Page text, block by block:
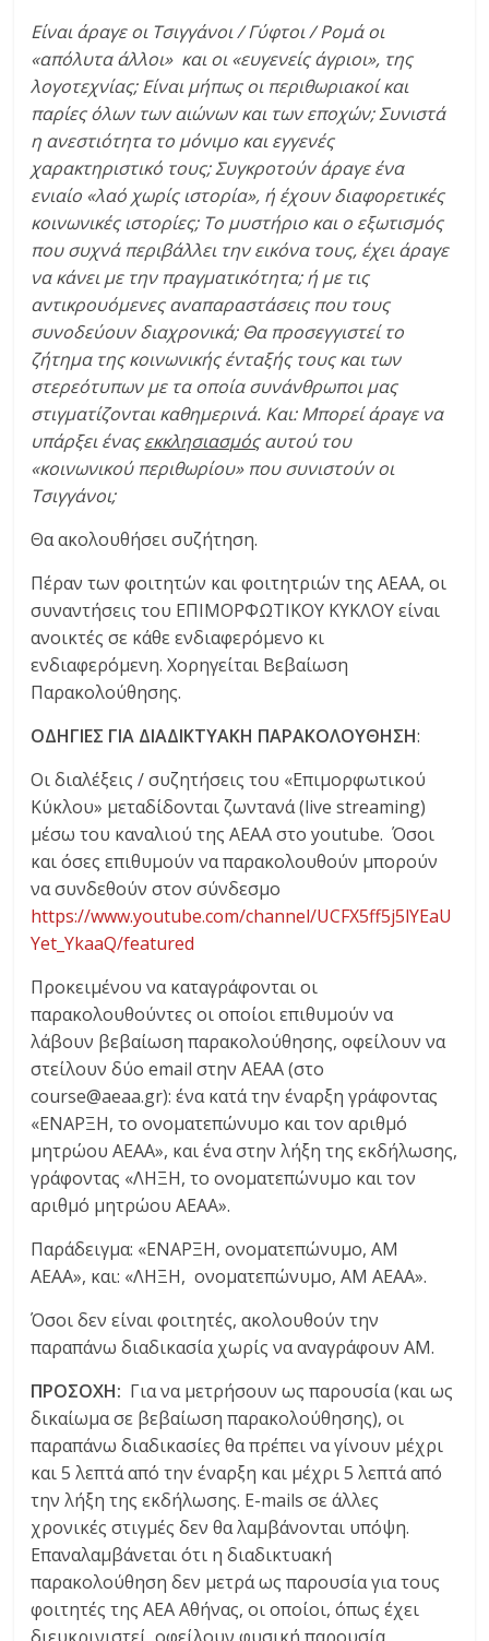
Είναι άραγε οι Τσιγγάνοι / Γύφτοι / Ρομά οι
«απόλυτα άλλοι» και οι «ευγενείς άγριοι», της
λογοτεχνίας; Είναι μήπως οι περιθωριακοί και
παρίες όλων των αιώνων και των εποχών; Συνιστά
η ανεστιότητα το μόνιμο και εγγενές
χαρακτηριστικό τους; Συγκροτούν άραγε ένα
ενιαίο «λαό χωρίς ιστορία», ή έχουν διαφορετικές
κοινωνικές ιστορίες; Το μυστήριο και ο εξωτισμός
που συχνά περιβάλλει την εικόνα τους, έχει άραγε
να κάνει με την πραγματικότητα; ή με τις
αντικρουόμενες αναπαραστάσεις που τους
συνοδεύουν διαχρονικά; Θα προσεγγιστεί το
ζήτημα της κοινωνικής ένταξής τους και των
στερεότυπων με τα οποία συνάνθρωποι μας
στιγματίζονται καθημερινά. Και: Μπορεί άραγε να
υπάρξει έναςεκκλησιασμόςαυτού του
«κοινωνικού περιθωρίου» που συνιστούν οι
Τσιγγάνοι;
Θα ακολουθήσει συζήτηση.
Πέραν των φοιτητών και φοιτητριών της ΑΕΑΑ, οι
συναντήσεις του ΕΠΙΜΟΡΦΩΤΙΚΟΥ ΚΥΚΛΟΥ είναι
ανοικτές σε κάθε ενδιαφερόμενο κι
ενδιαφερόμενη. Χορηγείται Βεβαίωση
Παρακολούθησης.
ΟΔΗΓΙΕΣ ΓΙΑ ΔΙΑΔΙΚΤΥΑΚΗ ΠΑΡΑΚΟΛΟΥΘΗΣΗ:
Οι διαλέξεις / συζητήσεις του «Επιμορφωτικού
Κύκλου» μεταδίδονται ζωντανά (live streaming)
μέσω του καναλιού της ΑΕΑΑ στο youtube. Όσοι
και όσες επιθυμούν να παρακολουθούν μπορούν
να συνδεθούν στον σύνδεσμο
https://www.youtube.com/channel/UCFX5ff5j5lYEaU
Yet_YkaaQ/featured
Προκειμένου να καταγράφονται οι
παρακολουθούντες οι οποίοι επιθυμούν να
λάβουν βεβαίωση παρακολούθησης, οφείλουν να
στείλουν δύο email στην ΑΕΑΑ (στο
course@aeaa.gr): ένα κατά την έναρξη γράφοντας
«ΕΝΑΡΞΗ, το ονοματεπώνυμο και τον αριθμό
μητρώου ΑΕΑΑ», και ένα στην λήξη της εκδήλωσης,
γράφοντας «ΛΗΞΗ, το ονοματεπώνυμο και τον
αριθμό μητρώου ΑΕΑΑ».
Παράδειγμα: «ΕΝΑΡΞΗ, ονοματεπώνυμο, ΑΜ
ΑΕΑΑ», και: «ΛΗΞΗ, ονοματεπώνυμο, ΑΜ ΑΕΑΑ».
Όσοι δεν είναι φοιτητές, ακολουθούν την
παραπάνω διαδικασία χωρίς να αναγράφουν ΑΜ.
ΠΡΟΣΟΧΗ: Για να μετρήσουν ως παρουσία (και ως
δικαίωμα σε βεβαίωση παρακολούθησης), οι
παραπάνω διαδικασίες θα πρέπει να γίνουν μέχρι
και 5 λεπτά από την έναρξη και μέχρι 5 λεπτά από
την λήξη της εκδήλωσης. E-mails σε άλλες
χρονικές στιγμές δεν θα λαμβάνονται υπόψη.
Επαναλαμβάνεται ότι η διαδικτυακή
παρακολούθηση δεν μετρά ως παρουσία για τους
φοιτητές της ΑΕΑ Αθήνας, οι οποίοι, όπως έχει